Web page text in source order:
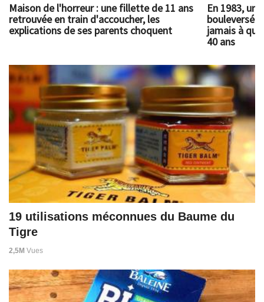
Maison de l'horreur : une fillette de 11 ans
retrouvée en train d'accoucher, les
explications de ses parents choquent
En 1983, un
bouleversé
jamais à
40 ans
19 utilisations méconnues du Baume du
Tigre
2,5M Vues